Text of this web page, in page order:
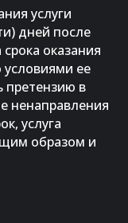
услуги
дней после
оказания
условиями ее
претензию в
ненаправления
услуга
образом и